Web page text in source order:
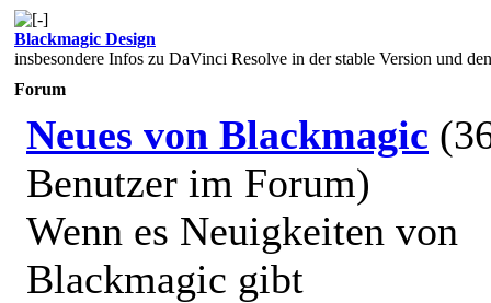
Blackmagic Design
insbesondere Infos zu DaVinci Resolve in der stable Version und
Forum
Neues von Blackmagic
Benutzer im Forum)
Wenn es Neuigkeiten von
Blackmagic gibt